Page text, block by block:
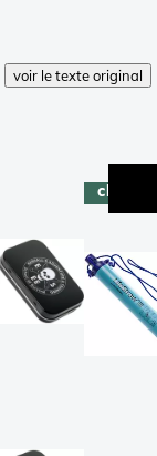
voir le texte original